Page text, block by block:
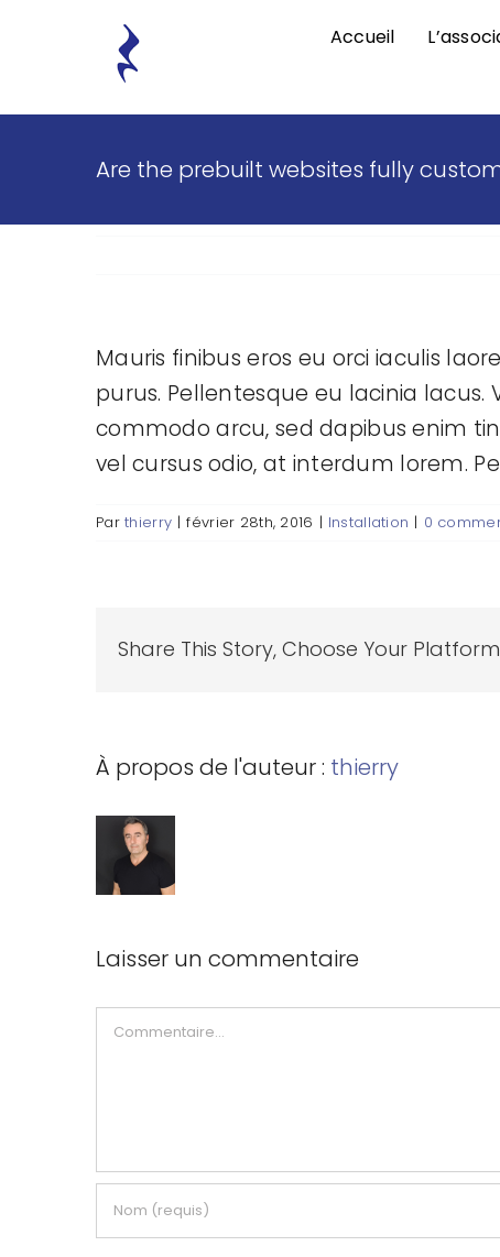
Accueil
Are the prebuilt websites fully
Mauris finibus eros eu orci iaculis
purus. Pellentesque eu lacinia
commodo arcu, sed dapibus enim
vel cursus odio, at interdum lorem.
Parthierry | février 28th, 2016 | Installation | 0
Share This Story, Choose Your
À propos de l'auteur : thierry
Laisser un commentaire
Commentaire